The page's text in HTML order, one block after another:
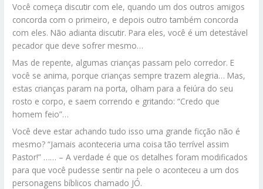
Você começa discutir com ele, quando um dos outros amigos
concorda com o primeiro, e depois outro também concorda
com eles. Não adianta discutir. Para eles, você é um detestável
pecador que deve sofrer mesmo…
Mas de repente, algumas crianças passam pelo corredor. E
você se anima, porque crianças sempre trazem alegria… Mas,
estas crianças param na porta, olham para a feiúra do seu
rosto e corpo, e saem correndo e gritando: “Credo que
homem feio”…
Você deve estar achando tudo isso uma grande ficção não é
mesmo? “Jamais aconteceria uma coisa tão terrível assim
Pastor!” …… – A verdade é que os detalhes foram modificados
para que você pudesse sentir na pele o aconteceu a um dos
personagens bíblicos chamado JÓ.